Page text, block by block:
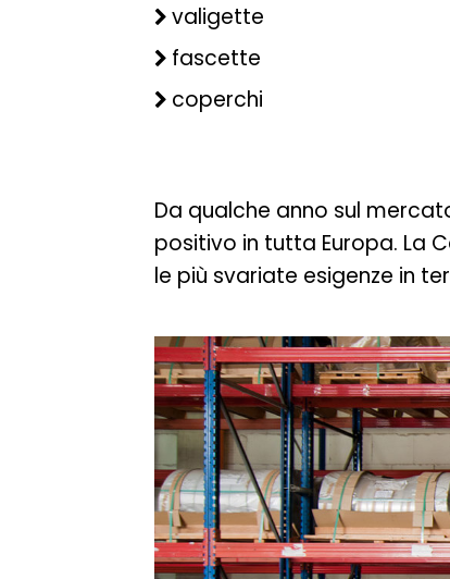
valigette
fascette
coperchi
Da qualche anno sul
positivo in tutta Europa. La
le più svariate esigenze in